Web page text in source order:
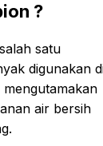
?
satu
digunakan
air bersih